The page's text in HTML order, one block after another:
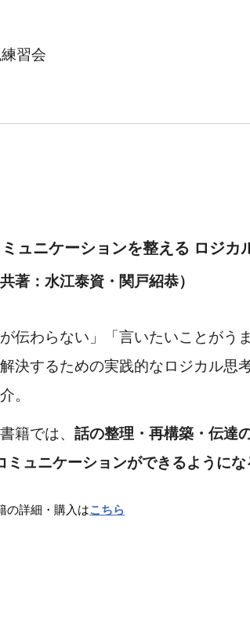
習会
ミュニケーションを整える ロジカ
著：水江泰資・関戸紹恭）
が伝わらない」「言いたいことが
決するための実践的なロジカル思
。
籍では、話の整理・再構築・伝達
ミュニケーションができるように
の詳細・購入はこちら